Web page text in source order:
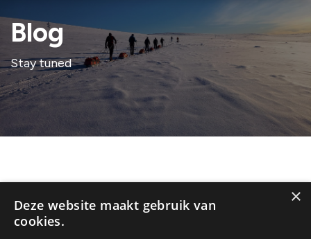
Blog
Stay tuned
×
Deze website maakt gebruik van
cookies.